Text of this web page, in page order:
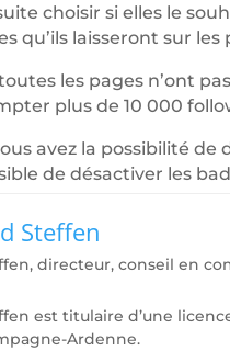
choisir si elles le
qu’ils laisseront sur
les pages n’ont
plus de 10 000
avez la possibilité
de désactiver les
Steffen
directeur, conseil en
est titulaire d’une
Ardenne.